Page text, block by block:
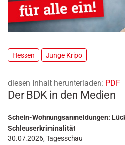
Hessen Junge Kripo
diesen Inhalt herunterladen: PDF
Der BDK in den Medien
Schein-Wohnungsanmeldungen:
Schleuserkriminalität
30.07.2026, Tagesschau